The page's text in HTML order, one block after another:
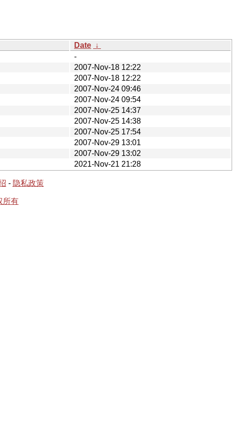
Date ↓
-
2007-Nov-18 12:22
2007-Nov-18 12:22
2007-Nov-24 09:46
2007-Nov-24 09:54
2007-Nov-25 14:37
2007-Nov-25 14:38
2007-Nov-25 17:54
2007-Nov-29 13:01
2007-Nov-29 13:02
2021-Nov-21 21:28
- 隐私政策
所有